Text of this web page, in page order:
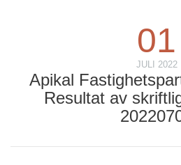
01
JULI 2022
Apikal
Resultat av